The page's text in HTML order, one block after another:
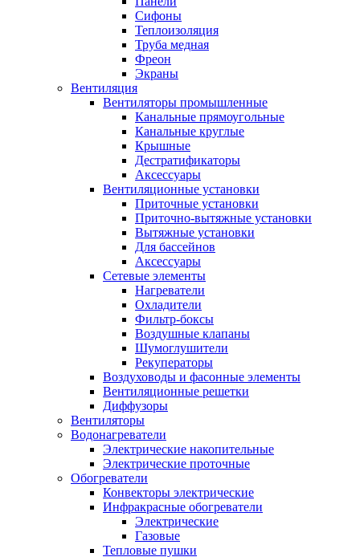
Сифоны
Теплоизоляция
Труба медная
Фреон
Экраны
Вентиляция
Вентиляторы промышленные
Канальные прямоугольные
Канальные круглые
Крышные
Дестратификаторы
Аксессуары
Вентиляционные установки
Приточные установки
Приточно-вытяжные установки
Вытяжные установки
Для бассейнов
Аксессуары
Сетевые элементы
Нагреватели
Охладители
Фильтр-боксы
Воздушные клапаны
Шумоглушители
Рекуператоры
Воздуховоды и фасонные элементы
Вентиляционные решетки
Диффузоры
Вентиляторы
Водонагреватели
Электрические накопительные
Электрические проточные
Обогреватели
Конвекторы электрические
Инфракрасные обогреватели
Электрические
Газовые
Тепловые пушки